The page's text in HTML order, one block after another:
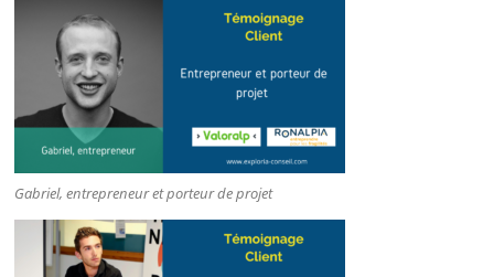
Gabriel, entrepreneur et porteur de projet